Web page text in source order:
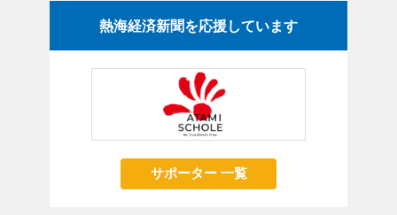
熱海経済新聞を応援しています
サポーター 一覧